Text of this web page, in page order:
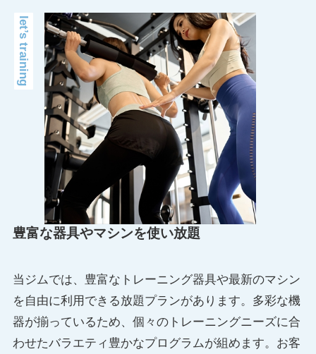
let’s training
豊富な器具やマシンを使い放題
当ジムでは、豊富なトレーニング器具や最新のマシン
を自由に利用できる放題プランがあります。多彩な機
器が揃っているため、個々のトレーニングニーズに合
わせたバラエティ豊かなプログラムが組めます。お客